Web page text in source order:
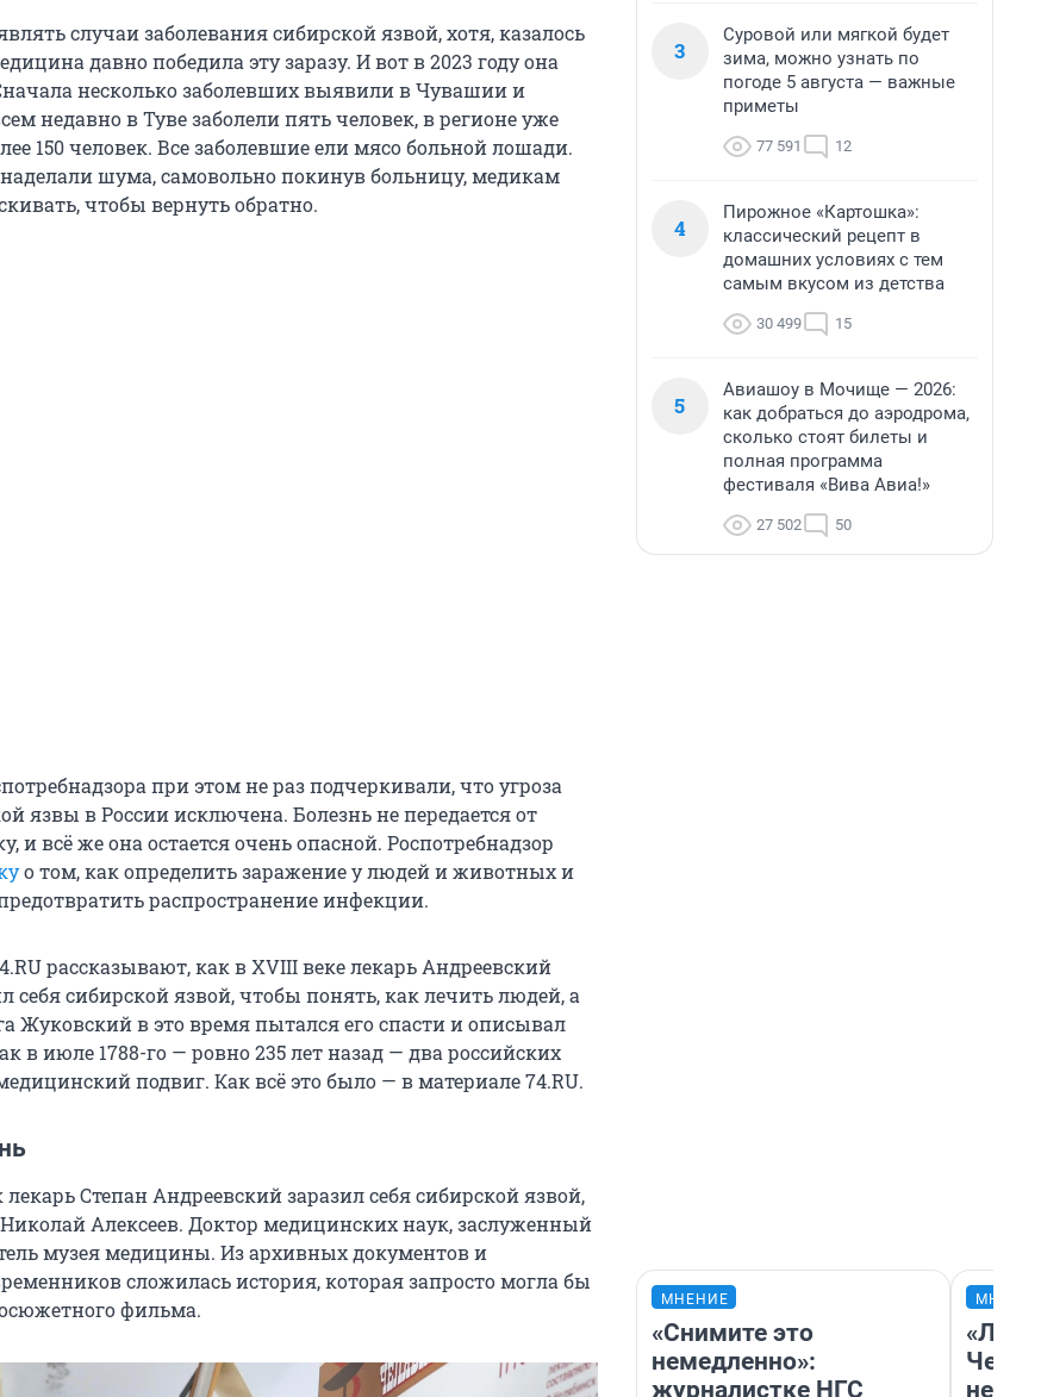
случаи заболевания сибирской язвой, хотя, казалось
давно победила эту заразу. И вот в 2023 году она
несколько заболевших выявили в Чувашии и
недавно в Туве заболели пять человек, в регионе уже
150 человек. Все заболевшие ели мясо больной лошади.
шума, самовольно покинув больницу, медикам
чтобы вернуть обратно.
при этом не раз подчеркивали, что угроза
язвы в России исключена. Болезнь не передается от
и всё же она остается очень опасной. Роспотребнадзор
о том, как определить заражение у людей и животных и
распространение инфекции.
рассказывают, как в XVIII веке лекарь Андреевский
себя сибирской язвой, чтобы понять, как лечить людей, а
Жуковский в это время пытался его спасти и описывал
в июле 1788-го — ровно 235 лет назад — два российских
подвиг. Как всё это было — в материале 74.RU.
Степан Андреевский заразил себя сибирской язвой,
Алексеев. Доктор медицинских наук, заслуженный
музея медицины. Из архивных документов и
сложилась история, которая запросто могла бы
фильма.
3
Суровой или мягкой будет
зима, можно узнать по
погоде 5 августа — важные
приметы
77 591 12
4
Пирожное «Картошка»:
классический рецепт в
домашних условиях с тем
самым вкусом из детства
30 499 15
5
Авиашоу в Мочище — 2026:
как добраться до аэродрома,
сколько стоят билеты и
полная программа
фестиваля «Вива Авиа!»
27 502 50
МНЕНИЕ
«Снимите это
немедленно»:
журналистке НГС
Чем